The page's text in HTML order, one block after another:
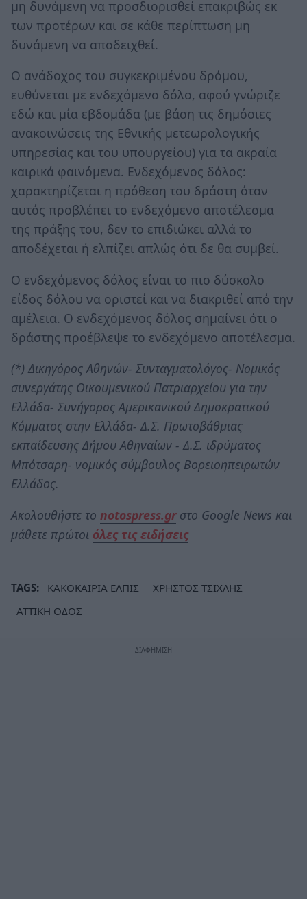
μη δυνάμενη να προσδιορισθεί επακριβώς εκ
των προτέρων και σε κάθε περίπτωση μη
δυνάμενη να αποδειχθεί.
Ο ανάδοχος του συγκεκριμένου δρόμου,
ευθύνεται με ενδεχόμενο δόλο, αφού γνώριζε
εδώ και μία εβδομάδα (με βάση τις δημόσιες
ανακοινώσεις της Εθνικής μετεωρολογικής
υπηρεσίας και του υπουργείου) για τα ακραία
καιρικά φαινόμενα. Ενδεχόμενος δόλος:
χαρακτηρίζεται η πρόθεση του δράστη όταν
αυτός προβλέπει το ενδεχόμενο αποτέλεσμα
της πράξης του, δεν το επιδιώκει αλλά το
αποδέχεται ή ελπίζει απλώς ότι δε θα συμβεί.
Ο ενδεχόμενος δόλος είναι το πιο δύσκολο
είδος δόλου να οριστεί και να διακριθεί από την
αμέλεια. Ο ενδεχόμενος δόλος σημαίνει ότι ο
δράστης προέβλεψε το ενδεχόμενο αποτέλεσμα.
(*) Δικηγόρος Αθηνών- Συνταγματολόγος- Νομικός
συνεργάτης Οικουμενικού Πατριαρχείου για την
Ελλάδα- Συνήγορος Αμερικανικού Δημοκρατικού
Κόμματος στην Ελλάδα- Δ.Σ. Πρωτοβάθμιας
εκπαίδευσης Δήμου Αθηναίων - Δ.Σ. ιδρύματος
Μπότσαρη- νομικός σύμβουλος Βορειοηπειρωτών
Ελλάδος.
Ακολουθήστε το notospress.grστο Google News και
μάθετε πρώτοι όλες τις ειδήσεις
TAGS: ΚΑΚΟΚΑΙΡΙΑ ΕΛΠΙΣ
ΧΡΗΣΤΟΣ ΤΣΙΧΛΗΣ
ΑΤΤΙΚΗ ΟΔΟΣ